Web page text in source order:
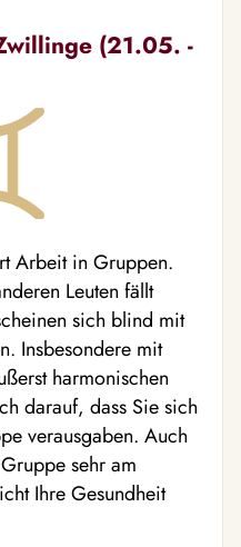
(21.05. -
Arbeit in Gruppen.
Leuten fällt
sich blind mit
Insbesondere mit
harmonischen
darauf, dass Sie sich
verausgaben. Auch
sehr am
Ihre Gesundheit